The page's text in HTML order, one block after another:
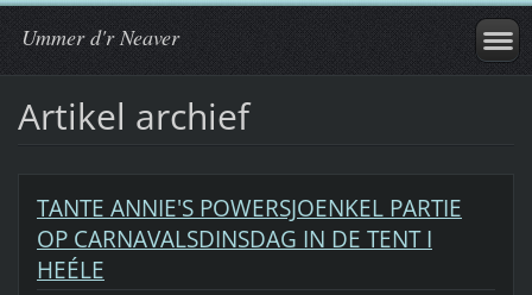
Ummer d'r Neaver
Artikel archief
TANTE ANNIE'S POWERSJOENKEL PARTIE
OP CARNAVALSDINSDAG IN DE TENT I
HEÉLE